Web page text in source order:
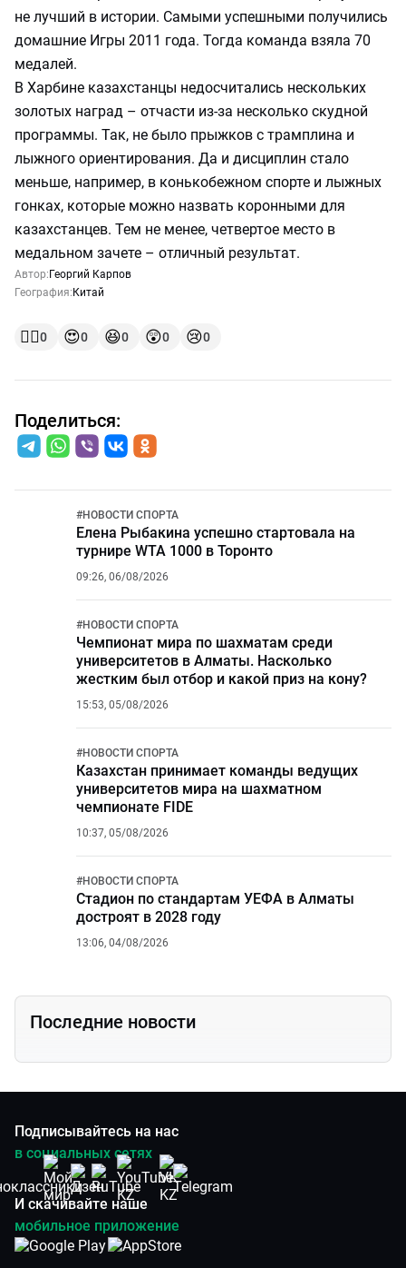
не лучший в истории. Самыми успешными получились
домашние Игры 2011 года. Тогда команда взяла 70
медалей.
В Харбине казахстанцы недосчитались нескольких
золотых наград – отчасти из-за несколько скудной
программы. Так, не было прыжков с трамплина и
лыжного ориентирования. Да и дисциплин стало
меньше, например, в конькобежном спорте и лыжных
гонках, которые можно назвать коронными для
казахстанцев. Тем не менее, четвертое место в
медальном зачете – отличный результат.
Автор: Георгий Карпов
География: Китай
👍🏻0 😍0 😆0 😲0 😢0
Поделиться:
#НОВОСТИ СПОРТА
Елена Рыбакина успешно стартовала на
турнире WTA 1000 в Торонто
09:26, 06/08/2026
#НОВОСТИ СПОРТА
Чемпионат мира по шахматам среди
университетов в Алматы. Насколько
жестким был отбор и какой приз на кону?
15:53, 05/08/2026
#НОВОСТИ СПОРТА
Казахстан принимает команды ведущих
университетов мира на шахматном
чемпионате FIDE
10:37, 05/08/2026
#НОВОСТИ СПОРТА
Стадион по стандартам УЕФА в Алматы
достроят в 2028 году
13:06, 04/08/2026
Последние новости
Подписывайтесь на нас
в социальных сетях
И скачивайте наше
мобильное приложение